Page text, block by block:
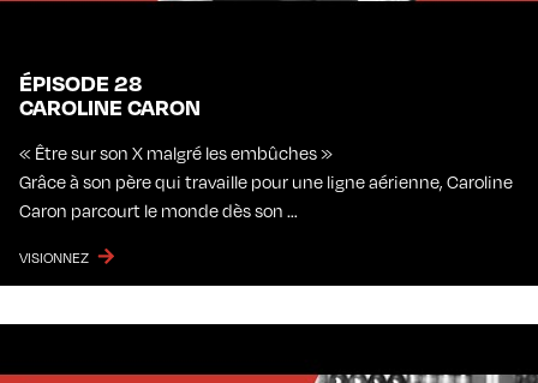
ÉPISODE 28
CAROLINE CARON
« Être sur son X malgré les embûches »
Grâce à son père qui travaille pour une ligne aérienne, Caroline
Caron parcourt le monde dès son …
VISIONNEZ